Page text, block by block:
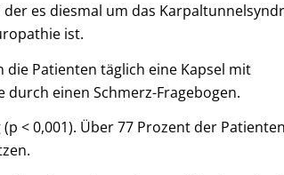
es diesmal um das
ist.
Patienten täglich eine Kapsel mit
einen Schmerz-Fragebogen.
< 0,001). Über 77 Prozent der